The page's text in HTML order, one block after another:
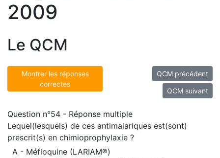
2009
Le QCM
Montrer les réponses
correctes
QCM précédent
QCM suivant
Question n°54 - Réponse multiple
Lequel(lesquels) de ces antimalariques est(sont)
prescrit(s) en chimioprophylaxie ?
A - Méfloquine (LARIAM®)